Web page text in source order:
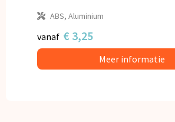
ABS, Aluminium
vanaf € 3,25
Meer informatie